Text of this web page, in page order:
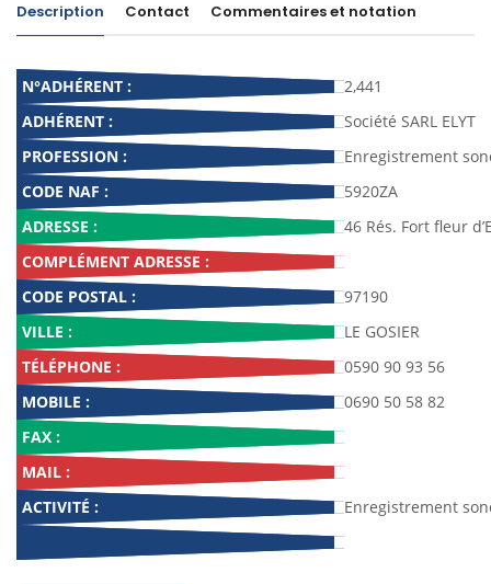
Description Contact Commentaires et notation
N°ADHÉRENT :
2,441
ADHÉRENT :
Société SARL ELYT
PROFESSION :
Enregistrement
CODE NAF :
5920ZA
ADRESSE :
46 Rés. Fort fleur
COMPLÉMENT ADRESSE :
CODE POSTAL :
97190
VILLE :
LE GOSIER
TÉLÉPHONE :
0590 90 93 56
MOBILE :
0690 50 58 82
FAX :
MAIL :
ACTIVITÉ :
Enregistrement